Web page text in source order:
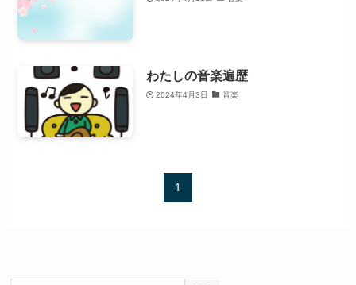
わたしの音楽遍歴
2024年4月3日 音楽
1